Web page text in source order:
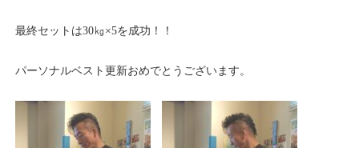
最終セットは30㎏×5を成功！！
パーソナルベスト更新おめでとうございます。